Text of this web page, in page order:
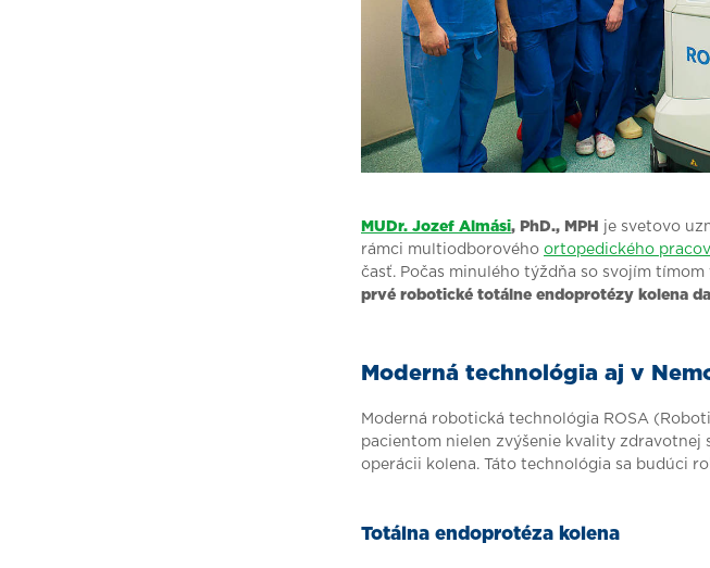
MUDr. Jozef Almási, PhD., MPH
je svetovo
rámci multiodborového ortopedického
časť. Počas minulého týždňa so svojím
prvé robotické totálne endoprotézy kolena
Moderná technológia aj v
Moderná robotická technológia ROSA
pacientom nielen zvýšenie kvality
operácii kolena. Táto technológia sa budúci
Totálna endoprotéza kolena